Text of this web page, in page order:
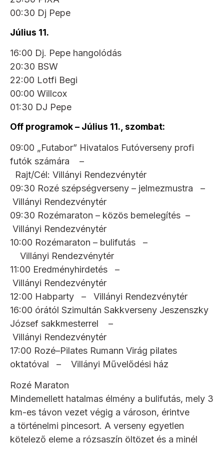
00:30 Dj Pepe
Július 11.
16:00 Dj. Pepe hangolódás
20:30 BSW
22:00 Lotfi Begi
00:00 Willcox
01:30 DJ Pepe
Off programok – Július 11., szombat:
09:00 „Futabor” Hivatalos Futóverseny profi
futók számára –
Rajt/Cél: Villányi Rendezvénytér
09:30 Rozé szépségverseny – jelmezmustra –
Villányi Rendezvénytér
09:30 Rozémaraton – közös bemelegítés –
Villányi Rendezvénytér
10:00 Rozémaraton – bulifutás –
Villányi Rendezvénytér
11:00 Eredményhirdetés –
Villányi Rendezvénytér
12:00 Habparty – Villányi Rendezvénytér
16:00 órától Szimultán Sakkverseny Jeszenszky
József sakkmesterrel –
Villányi Rendezvénytér
17:00 Rozé–Pilates Rumann Virág pilates
oktatóval – Villányi Művelődési ház
Rozé Maraton
Mindemellett hatalmas élmény a bulifutás, mely 3
km-es távon vezet végig a városon, érintve
a történelmi pincesort. A verseny egyetlen
kötelező eleme a rózsaszín öltözet és a minél